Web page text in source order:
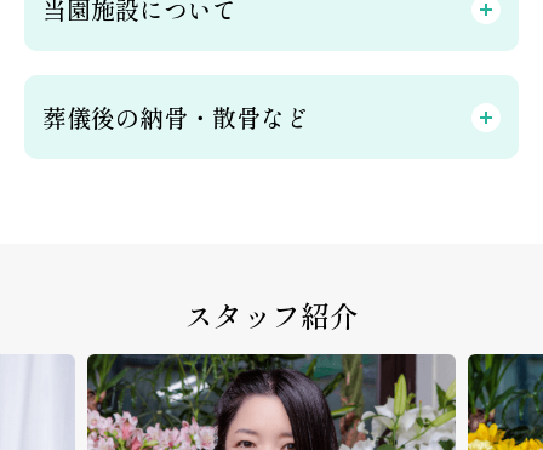
当園施設について
葬儀後の納骨・散骨など
スタッフ紹介